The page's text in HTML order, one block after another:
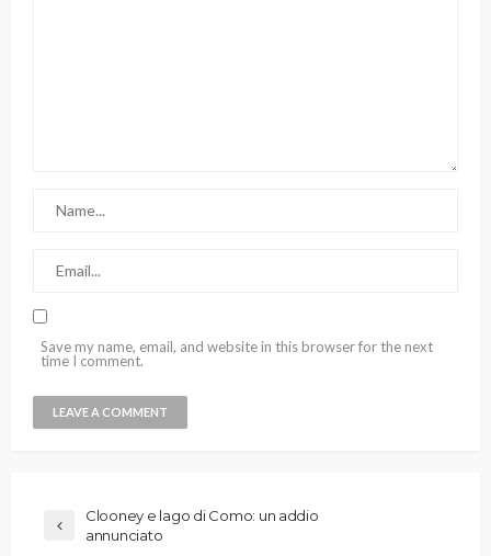
Save my name, email, and website in this browser for the next
time I comment.
Clooney e lago di Como: un addio
annunciato